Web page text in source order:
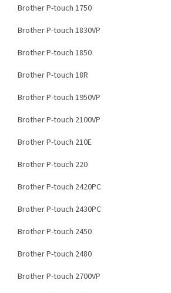
Brother P-touch 1750
Brother P-touch 1830VP
Brother P-touch 1850
Brother P-touch 18R
Brother P-touch 1950VP
Brother P-touch 2100VP
Brother P-touch 210E
Brother P-touch 220
Brother P-touch 2420PC
Brother P-touch 2430PC
Brother P-touch 2450
Brother P-touch 2480
Brother P-touch 2700VP